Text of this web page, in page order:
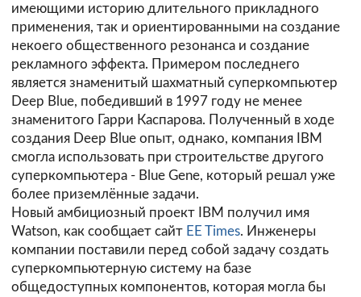
имеющими историю длительного прикладного
применения, так и ориентированными на создание
некоего общественного резонанса и создание
рекламного эффекта. Примером последнего
является знаменитый шахматный суперкомпьютер
Deep Blue, победивший в 1997 году не менее
знаменитого Гарри Каспарова. Полученный в ходе
создания Deep Blue опыт, однако, компания IBM
смогла использовать при строительстве другого
суперкомпьютера - Blue Gene, который решал уже
более приземлённые задачи.
Новый амбициозный проект IBM получил имя
Watson, как сообщает сайт EE Times. Инженеры
компании поставили перед собой задачу создать
суперкомпьютерную систему на базе
общедоступных компонентов, которая могла бы